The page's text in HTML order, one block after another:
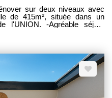
sur deux niveaux avec
de 415m², située dans un
séjour
-Terrain piscinable. -Écoles,
et services accessibles à
[ Afin de vous
nous mettons à votre
des travaux, des devis
] Maxime